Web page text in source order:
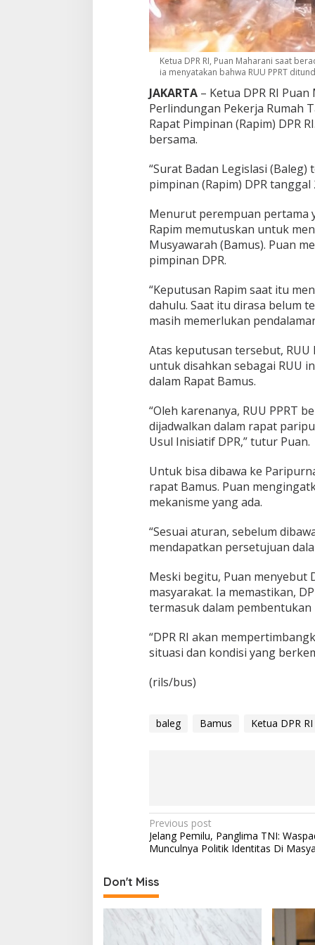
r
j
a
R
u
m
h
T
a
n
g
a
D
t
u
n
d
a
a
s
K
p
t
u
a
n
R
a
a
t
P
p
i
a
n
D
P
!
Ketua DPR RI, Puan Maharani saat
ia menyatakan bahwa RUU PPRT
JAKARTA– Ketua DPR RI
Perlindungan Pekerja Rumah
Rapat Pimpinan (Rapim) DPR
bersama.
“Surat Badan Legislasi
pimpinan (Rapim) DPR
Menurut perempuan pertama
Rapim memutuskan untuk
Musyawarah (Bamus). Puan
pimpinan DPR.
“Keputusan Rapim saat itu
dahulu. Saat itu dirasa belum
masih memerlukan
Atas keputusan tersebut, RUU
untuk disahkan sebagai RUU
dalam Rapat Bamus.
“Oleh karenanya, RUU PPRT
dijadwalkan dalam rapat
Usul Inisiatif DPR,” tutur Puan.
Untuk bisa dibawa ke
rapat Bamus. Puan
mekanisme yang ada.
“Sesuai aturan, sebelum
mendapatkan persetujuan
Meski begitu, Puan menyebut
masyarakat. Ia memastikan,
termasuk dalam pembentukan
“DPR RI akan
situasi dan kondisi yang
(rils/bus)
baleg Bamus Ketua DPR RI
P
o
t
n
a
Previous post
Jelang Pemilu, Panglima TNI:
Munculnya Politik Identitas Di
Don't Miss